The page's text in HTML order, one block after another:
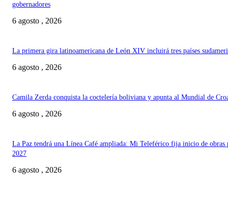
gobernadores
6 agosto , 2026
La primera gira latinoamericana de León XIV incluirá tres países
6 agosto , 2026
Camila Zerda conquista la coctelería boliviana y apunta al Mundial de
6 agosto , 2026
La Paz tendrá una Línea Café ampliada: Mi Teleférico fija inicio de obras
2027
6 agosto , 2026